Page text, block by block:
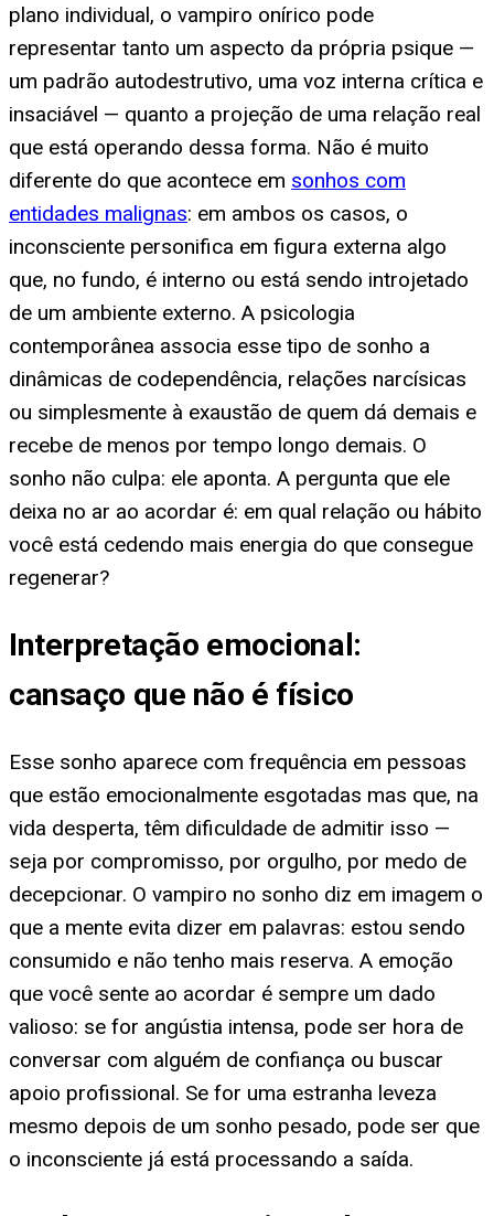
plano individual, o vampiro onírico pode
representar tanto um aspecto da própria psique —
um padrão autodestrutivo, uma voz interna crítica e
insaciável — quanto a projeção de uma relação real
que está operando dessa forma. Não é muito
diferente do que acontece em sonhos com
entidades malignas: em ambos os casos, o
inconsciente personifica em figura externa algo
que, no fundo, é interno ou está sendo introjetado
de um ambiente externo. A psicologia
contemporânea associa esse tipo de sonho a
dinâmicas de codependência, relações narcísicas
ou simplesmente à exaustão de quem dá demais e
recebe de menos por tempo longo demais. O
sonho não culpa: ele aponta. A pergunta que ele
deixa no ar ao acordar é: em qual relação ou hábito
você está cedendo mais energia do que consegue
regenerar?
Interpretação emocional:
cansaço que não é físico
Esse sonho aparece com frequência em pessoas
que estão emocionalmente esgotadas mas que, na
vida desperta, têm dificuldade de admitir isso —
seja por compromisso, por orgulho, por medo de
decepcionar. O vampiro no sonho diz em imagem o
que a mente evita dizer em palavras: estou sendo
consumido e não tenho mais reserva. A emoção
que você sente ao acordar é sempre um dado
valioso: se for angústia intensa, pode ser hora de
conversar com alguém de confiança ou buscar
apoio profissional. Se for uma estranha leveza
mesmo depois de um sonho pesado, pode ser que
o inconsciente já está processando a saída.